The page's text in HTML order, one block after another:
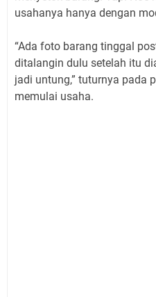
usahanya hanya dengan
“Ada foto barang tinggal
ditalangin dulu setelah itu
jadi untung,” tuturnya pada
memulai usaha.